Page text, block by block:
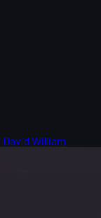
David William
ve CS Skins